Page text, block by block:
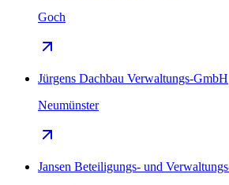
Goch
Jürgens Dachbau Verwaltungs-GmbH
Neumünster
Jansen Beteiligungs- und